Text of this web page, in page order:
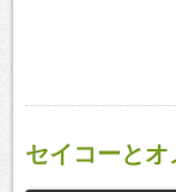
セイコーと